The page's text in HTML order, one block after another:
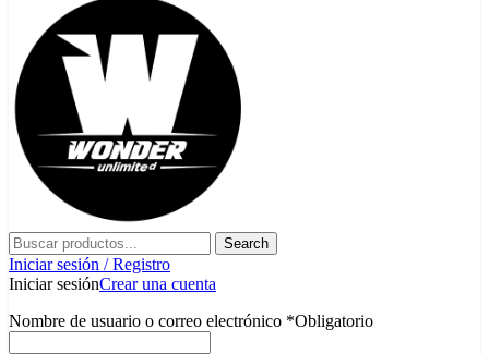
Search
Iniciar sesión / Registro
Iniciar sesiónCrear una cuenta
Nombre de usuario o correo electrónico *Obligatorio